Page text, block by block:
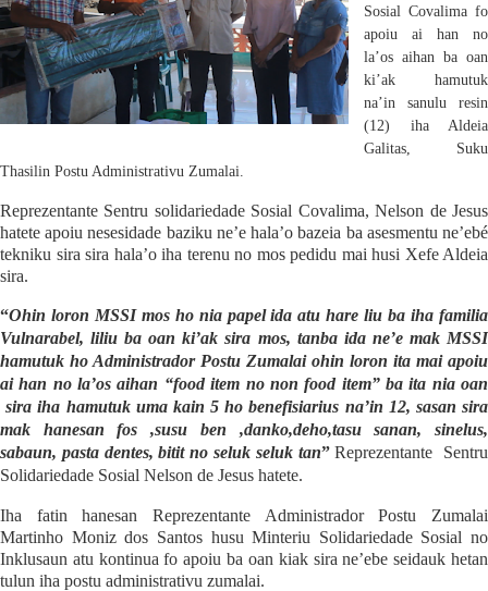
Sosial Covalima fo
apoiu ai han no
la’os aihan ba oan
ki’ak hamutuk
na’in sanulu resin
(12) iha Aldeia
Galitas, Suku
Thasilin Postu Administrativu Zumalai.
Reprezentante Sentru solidariedade Sosial Covalima, Nelson de Jesus
hatete apoiu nesesidade baziku ne’e hala’o bazeia ba asesmentu ne’ebé
tekniku sira sira hala’o iha terenu no mos pedidu mai husi Xefe Aldeia
sira.
“Ohin loron MSSI mos ho nia papel ida atu hare liu ba iha familia
Vulnarabel, liliu ba oan ki’ak sira mos, tanba ida ne’e mak MSSI
hamutuk ho Administrador Postu Zumalai ohin loron ita mai apoiu
ai han no la’os aihan “food item no non food item” ba ita nia oan
sira iha hamutuk uma kain 5 ho benefisiarius na’in 12, sasan sira
mak hanesan fos ,susu ben ,danko,deho,tasu sanan, sinelus,
sabaun, pasta dentes, bitit no seluk seluk tan”Reprezentante
Sentru
Solidariedade Sosial Nelson de Jesus hatete.
Iha fatin hanesan Reprezentante Administrador Postu Zumalai
Martinho Moniz dos Santos husu Minteriu Solidariedade Sosial no
Inklusaun atu kontinua fo apoiu ba oan kiak sira ne’ebe seidauk hetan
tulun iha postu administrativu zumalai.